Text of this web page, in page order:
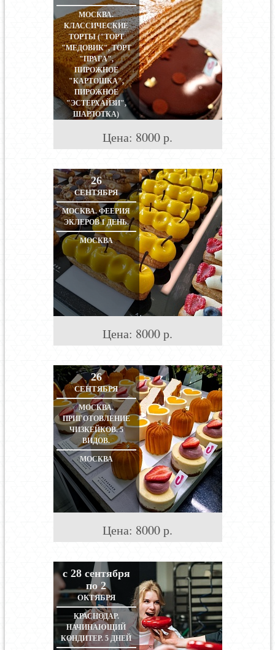
МОСКВА.
КЛАССИЧЕСКИЕ
ТОРТЫ ("ТОРТ
"МЕДОВИК", ТОРТ
"ПРАГА",
ПИРОЖНОЕ
"КАРТОШКА",
ПИРОЖНОЕ
"ЭСТЕРХАЙЗИ",
ШАРЛОТКА)
МОСКВАЦена: 8000р.
26
СЕНТЯБРЯ
МОСКВА. ФЕЕРИЯ
ЭКЛЕРОВ 1 ДЕНЬ.
МОСКВА
Цена: 8000р.
26
СЕНТЯБРЯ
МОСКВА.
ПРИГОТОВЛЕНИЕ
ЧИЗКЕЙКОВ. 5
ВИДОВ.
МОСКВА
Цена: 8000р.
с 28 сентября
по 2
ОКТЯБРЯ
КРАСНОДАР.
НАЧИНАЮЩИЙ
КОНДИТЕР. 5 ДНЕЙ